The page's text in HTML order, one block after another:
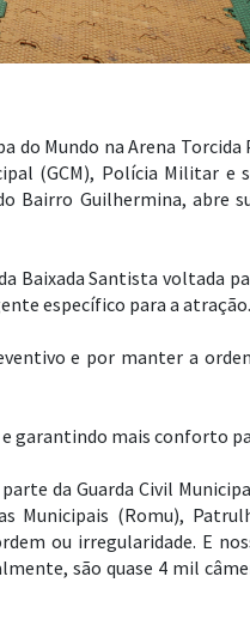
do Mundo na Arena
(GCM), Polícia Militar e
Bairro Guilhermina, abre
Baixada Santista voltada
específico para a atração.
e por manter a
garantindo mais conforto
da Guarda Civil
Municipais (Romu),
ou irregularidade. E
são quase 4 mil